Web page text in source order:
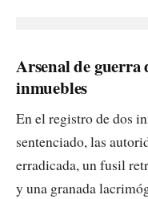
Arsenal de guerra
inmuebles
En el registro de dos
sentenciado, las
erradicada, un fusil
y una granada